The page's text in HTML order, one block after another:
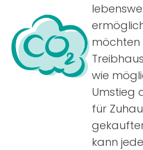
möchten
wie
Umstieg
für
kann